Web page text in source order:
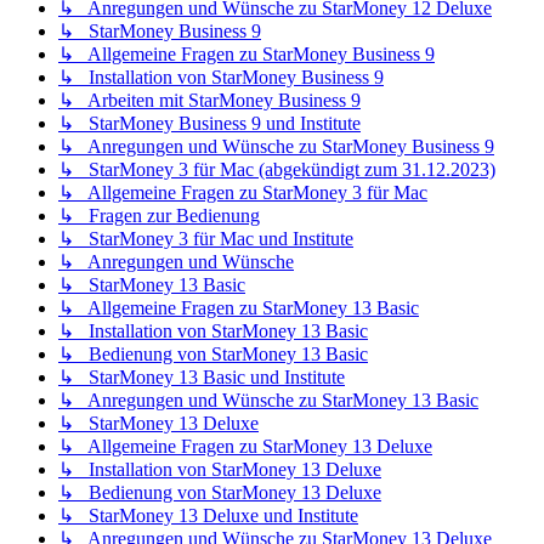
↳ Anregungen und Wünsche zu StarMoney 12 Deluxe
↳ StarMoney Business 9
↳ Allgemeine Fragen zu StarMoney Business 9
↳ Installation von StarMoney Business 9
↳ Arbeiten mit StarMoney Business 9
↳ StarMoney Business 9 und Institute
↳ Anregungen und Wünsche zu StarMoney Business 9
↳ StarMoney 3 für Mac (abgekündigt zum 31.12.2023)
↳ Allgemeine Fragen zu StarMoney 3 für Mac
↳ Fragen zur Bedienung
↳ StarMoney 3 für Mac und Institute
↳ Anregungen und Wünsche
↳ StarMoney 13 Basic
↳ Allgemeine Fragen zu StarMoney 13 Basic
↳ Installation von StarMoney 13 Basic
↳ Bedienung von StarMoney 13 Basic
↳ StarMoney 13 Basic und Institute
↳ Anregungen und Wünsche zu StarMoney 13 Basic
↳ StarMoney 13 Deluxe
↳ Allgemeine Fragen zu StarMoney 13 Deluxe
↳ Installation von StarMoney 13 Deluxe
↳ Bedienung von StarMoney 13 Deluxe
↳ StarMoney 13 Deluxe und Institute
↳ Anregungen und Wünsche zu StarMoney 13 Deluxe